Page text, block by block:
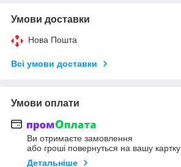
Умови доставки
Нова Пошта
Всі умови доставки
Умови оплати
Ви отримаєте замовлення
або гроші повернуться на вашу картку
Детальніше